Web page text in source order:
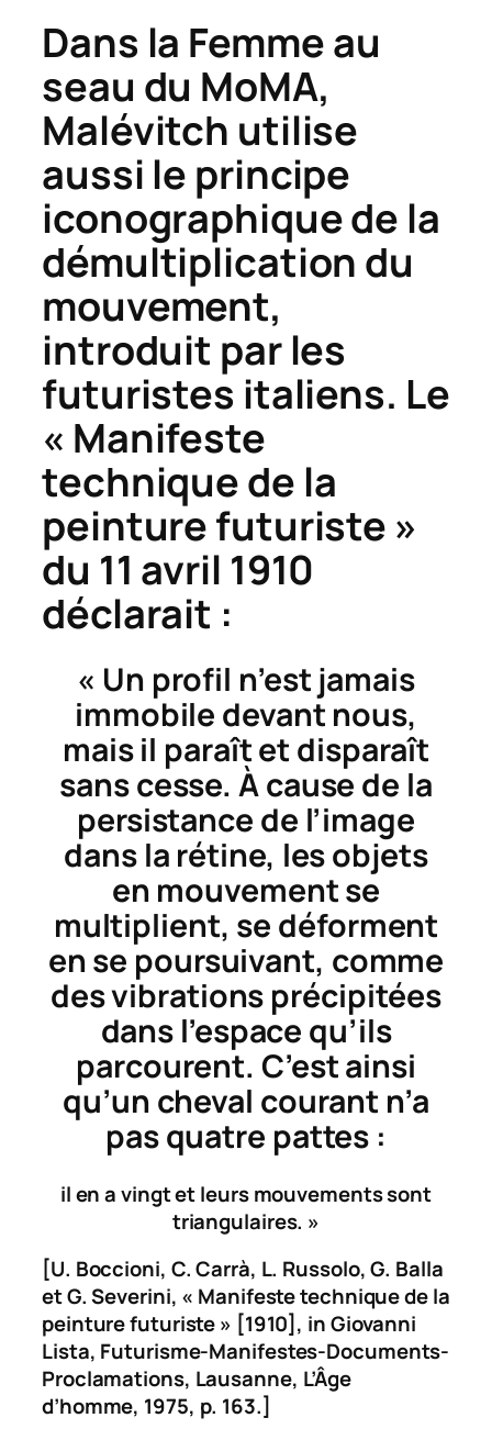
Dans la Femme au
seau du MoMA,
Malévitch utilise
aussi le principe
iconographique de la
démultiplication du
mouvement,
introduit par les
futuristes italiens. Le
« Manifeste
technique de la
peinture futuriste »
du 11 avril 1910
déclarait :
« Un profil n’est jamais
immobile devant nous,
mais il paraît et disparaît
sans cesse. À cause de la
persistance de l’image
dans la rétine, les objets
en mouvement se
multiplient, se déforment
en se poursuivant, comme
des vibrations précipitées
dans l’espace qu’ils
parcourent. C’est ainsi
qu’un cheval courant n’a
pas quatre pattes :
il en a vingt et leurs mouvements sont
triangulaires. »
[U. Boccioni, C. Carrà, L. Russolo, G. Balla
et G. Severini, « Manifeste technique de la
peinture futuriste » [1910], in Giovanni
Lista, Futurisme-Manifestes-Documents-
Proclamations, Lausanne, L’Âge
d’homme, 1975, p. 163.]